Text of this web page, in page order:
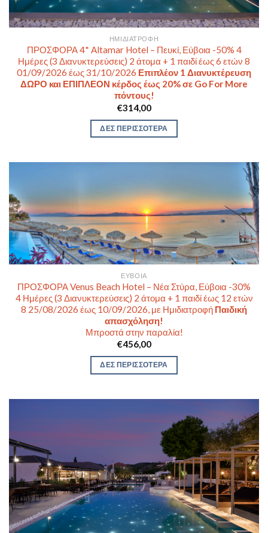
ΗΜΙΔΙΑΤΡΟΦΉ
ΠΡΟΣΦΟΡΑ 4* Altamar Hotel – Πευκί, Εύβοια -50% 4
Ημέρες (3 Διανυκτερεύσεις) 2 άτομα + 1 παιδί έως 6 ετών 8
01/09/2026 έως 31/10/2026 Επιπλέον 1 Διανυκτέρευση
ΔΩΡΟ και ΕΠΙΠΛΕΟΝ κέρδος έως 20% σε Go For More
πόντους!
€314,00
ΔΕΣ ΠΕΡΙΣΣΟΤΕΡΑ
ΕΎΒΟΙΑ
ΠΡΟΣΦΟΡΑ Venus Beach Hotel – Νέα Στύρα, Εύβοια -30%
4 Ημέρες (3 Διανυκτερεύσεις) 2 άτομα + 1 παιδί έως 12 ετών
8 25/08/2026 έως 10/09/2026, με Ημιδιατροφή Παιδική
απασχόληση!
Μπροστά στην παραλία!
€456,00
ΔΕΣ ΠΕΡΙΣΣΟΤΕΡΑ